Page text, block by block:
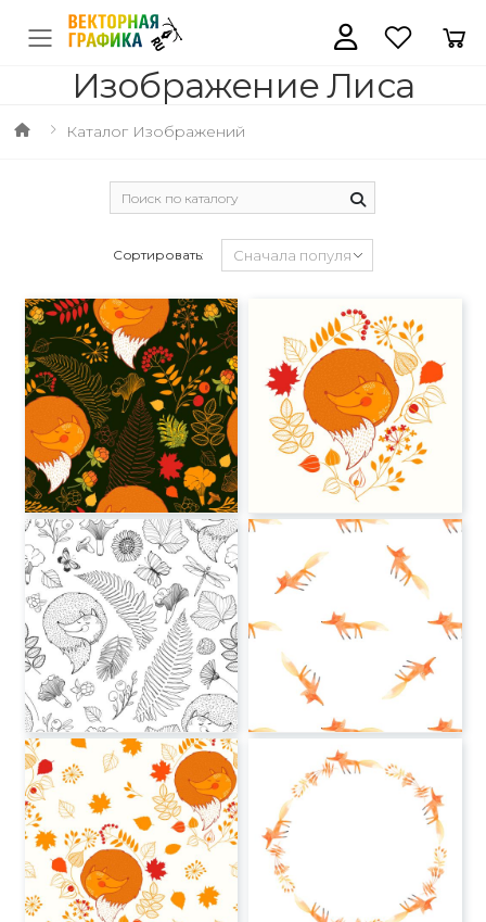
Изображение Лиса
Каталог Изображений
Сортировать: